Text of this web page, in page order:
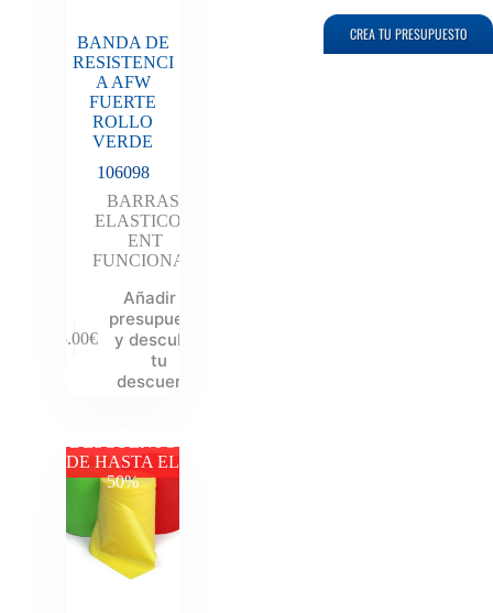
BANDA DE
RESISTENCI
A AFW
FUERTE
ROLLO
VERDE
106098
BARRAS
ELASTICOS
ENT
FUNCIONAL
55.00€
Añadir al
presupuesto
y descubre
tu
descuento
DE HASTA EL
50%
CREA TU PRESUPUESTO